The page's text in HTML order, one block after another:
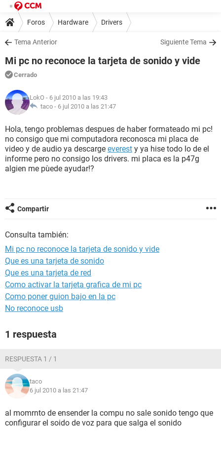
Foros Hardware Drivers
Tema Anterior Siguiente Tema
Mi pc no reconoce la tarjeta de sonido y vide
Cerrado
LokO - 6 jul 2010 a las 19:43
taco - 6 jul 2010 a las 21:47
Hola, tengo problemas despues de haber formateado mi pc!
no consigo que mi computadora reconosca mi placa de
video y de audio ya descarge everest y ya hise todo lo de el
informe pero no consigo los drivers. mi placa es la p47g
algien me pùede ayudar!?
Compartir
Consulta también:
Mi pc no reconoce la tarjeta de sonido y vide
Que es una tarjeta de sonido
Que es una tarjeta de red
Como activar la tarjeta grafica de mi pc
Como poner guion bajo en la pc
No reconoce usb
1 respuesta
RESPUESTA 1 / 1
taco
6 jul 2010 a las 21:47
al momrnto de ensender la compu no sale sonido tengo que
configurar el soido de voz para que salga el sonido